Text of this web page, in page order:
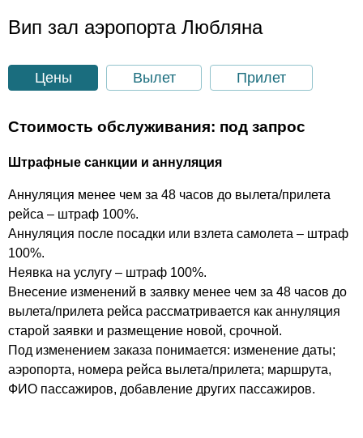
Вип зал аэропорта Любляна
Цены Вылет Прилет
Стоимость обслуживания: под запрос
Штрафные санкции и аннуляция
Аннуляция менее чем за 48 часов до вылета/прилета
рейса – штраф 100%.
Аннуляция после посадки или взлета самолета – штраф
100%.
Неявка на услугу – штраф 100%.
Внесение изменений в заявку менее чем за 48 часов до
вылета/прилета рейса рассматривается как аннуляция
старой заявки и размещение новой, срочной.
Под изменением заказа понимается: изменение даты;
аэропорта, номера рейса вылета/прилета; маршрута,
ФИО пассажиров, добавление других пассажиров.